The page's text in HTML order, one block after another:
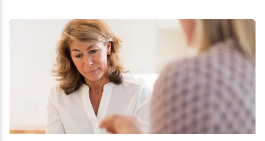
danes še kako zavedamo posledic, ki jih ima lahko na naše